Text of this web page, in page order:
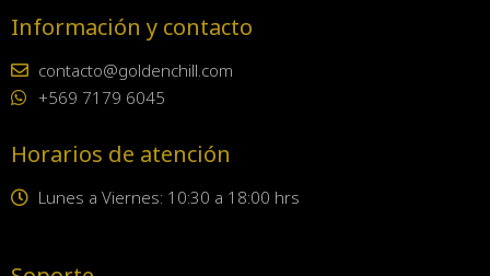
Información y contacto
contacto@goldenchill.com
+569 7179 6045
Horarios de atención
Lunes a Viernes: 10:30 a 18:00 hrs